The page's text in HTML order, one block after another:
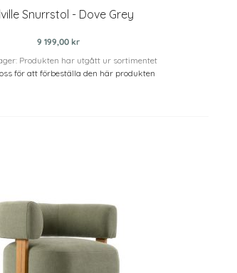
Snurrstol - Dove Grey
9 199,00 kr
Produkten har utgått ur sortimentet
för att förbeställa den här produkten